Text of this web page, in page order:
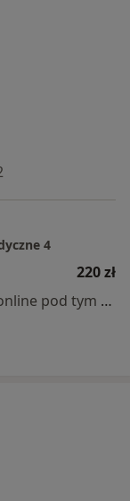
4
220 zł
Specjalista nie oferuje umawiania online pod tym adresem.